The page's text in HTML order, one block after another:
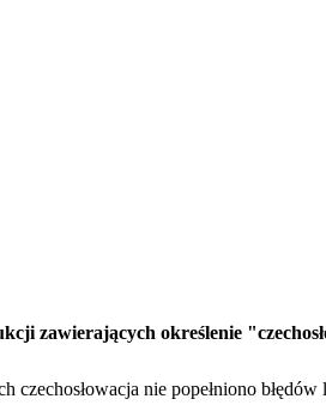
zawierających określenie
czechosłowacja nie popełniono